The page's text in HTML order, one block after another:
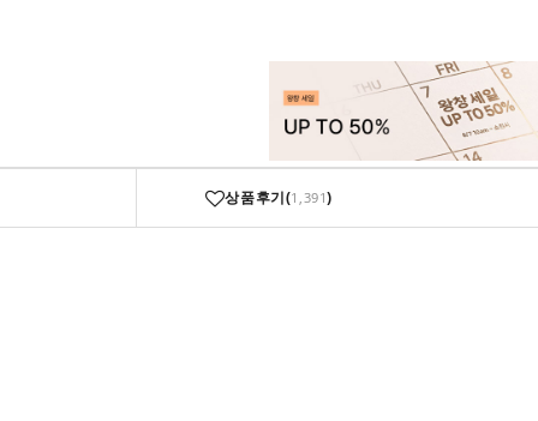
상품후기(1,391)